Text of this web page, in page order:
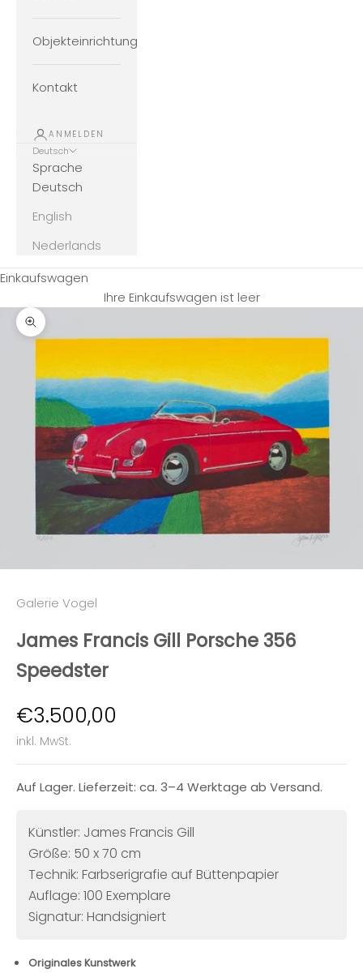
Objekteinrichtung
Kontakt
ANMELDEN
Deutsch
Sprache
Deutsch
English
Nederlands
Einkaufswagen
Ihre Einkaufswagen ist leer
Bild vergrößern
Galerie Vogel
James Francis Gill Porsche 356
Speedster
Angebot
€3.500,00
inkl. MwSt.
Auf Lager. Lieferzeit: ca. 3–4 Werktage ab Versand.
Künstler: James Francis Gill
Größe: 50 x 70 cm
Technik: Farbserigrafie auf Büttenpapier
Auflage: 100 Exemplare
Signatur: Handsigniert
Originales Kunstwerk